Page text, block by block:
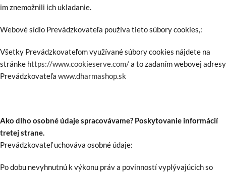
im znemožnili ich ukladanie.
Webové sídlo Prevádzkovateľa používa tieto súbory cookies,:
Všetky Prevádzkovateľom využívané súbory cookies nájdete na
stránke https://www.cookieserve.com/a to zadaním webovej adresy
Prevádzkovateľa www.dharmashop.sk
Ako dlho osobné údaje spracovávame? Poskytovanie informácií
tretej strane.
Prevádzkovateľ uchováva osobné údaje:
Po dobu nevyhnutnú k výkonu práv a povinností vyplývajúcich so